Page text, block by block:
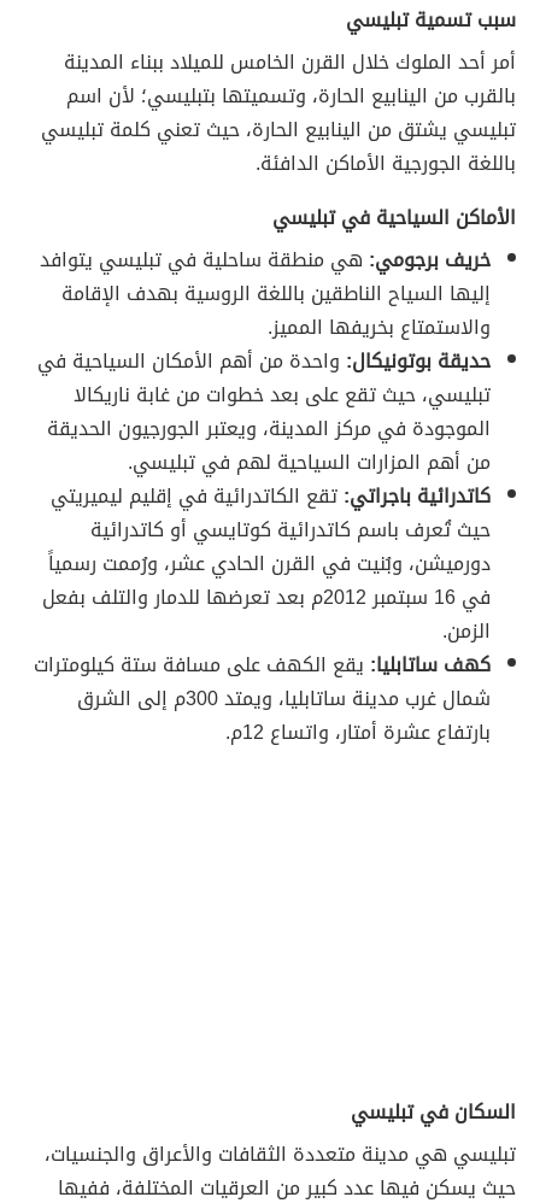
سبب تسمية تبليسي
أمر أحد الملوك خلال القرن الخامس للميلاد ببناء المدينة
بالقرب من الينابيع الحارة، وتسميتها بتبليسي؛ لأن اسم
تبليسي يشتق من الينابيع الحارة، حيث تعني كلمة تبليسي
باللغة الجورجية الأماكن الدافئة.
الأماكن السياحية في تبليسي
خريف برجومي: هي منطقة ساحلية في تبليسي يتوافد
إليها السياح الناطقين باللغة الروسية بهدف الإقامة
والاستمتاع بخريفها المميز.
حديقة بوتونيكال: واحدة من أهم الأمكان السياحية في
تبليسي، حيث تقع على بعد خطوات من غابة ناريكالا
الموجودة في مركز المدينة، ويعتبر الجورجيون الحديقة
من أهم المزارات السياحية لهم في تبليسي.
كاتدرائية باجراتي:تقع الكاتدرائية في إقليم ليميريتي
حيث تُعرف باسم كاتدرائية كوتايسي أو كاتدرائية
دورميشن، وبُنيت في القرن الحادي عشر، ورُممت رسمياً
في 16 سبتمبر 2012م بعد تعرضها للدمار والتلف بفعل
الزمن.
كهف ساتابليا: يقع الكهف على مسافة ستة كيلومترات
شمال غرب مدينة ساتابليا، ويمتد 300م إلى الشرق
بارتفاع عشرة أمتار، واتساع 12م.
السكان في تبليسي
تبليسي هي مدينة متعددة الثقافات والأعراق والجنسيات،
حيث يسكن فيها عدد كبير من العرقيات المختلفة، ففيها